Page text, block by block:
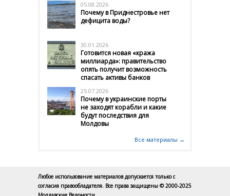
05.08.2026
Почему в Приднестровье нет
дефицита воды?
30.01.2026
Готовится новая «кража
миллиарда»: правительство
опять получит возможность
спасать активы банков
25.07.2026
Почему в украинские порты
не заходят корабли и какие
будут последствия для
Молдовы
Все материалы →
Любое использование материалов допускается только с
согласия правообладателя. Все права защищены © 2000-2025